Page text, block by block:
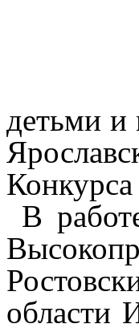
детьми и
В
области